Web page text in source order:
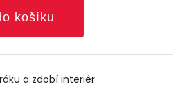
košíku
a zdobí interiér